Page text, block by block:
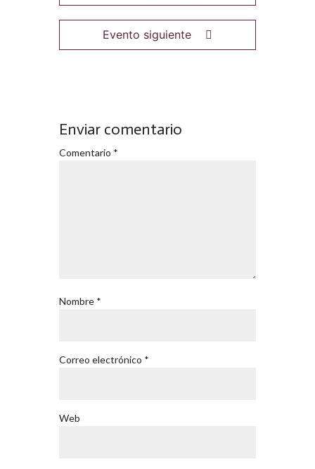
Evento siguiente
Enviar comentario
Comentario *
Nombre *
Correo electrónico *
Web